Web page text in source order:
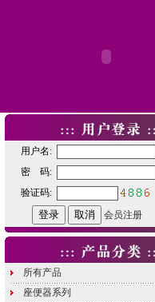
用户名:
密 码:
验证码:
会员注册
所有产品
座便器系列